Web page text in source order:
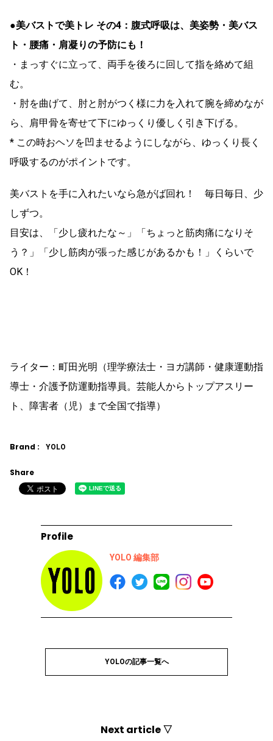
●美バストで美トレ その4：腹式呼吸は、美姿勢・美バス
ト・腰痛・肩凝りの予防にも！
・まっすぐに立って、両手を後ろに回して指を絡めて組
む。
・肘を曲げて、肘と肘がつく様に力を入れて腕を締めなが
ら、肩甲骨を寄せて下にゆっくり優しく引き下げる。
* この時おヘソを凹ませるようにしながら、ゆっくり長く
呼吸するのがポイントです。
美バストを手に入れたいなら急がば回れ！ 毎日毎日、少
しずつ。
目安は、「少し疲れたな～」「ちょっと筋肉痛になりそ
う？」「少し筋肉が張った感じがあるかも！」くらいで
OK！
ライター：町田光明（理学療法士・ヨガ講師・健康運動指
導士・介護予防運動指導員。芸能人からトップアスリー
ト、障害者（児）まで全国で指導）
Brand : YOLO
Share
Profile
YOLO 編集部
YOLOの記事一覧へ
Next article ▽